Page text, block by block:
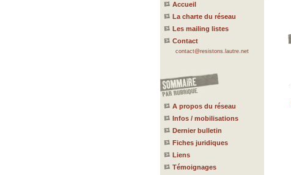
Accueil
La charte du réseau
Les mailing listes
Contact
contact@resistons.lautre.net
A propos du réseau
Infos / mobilisations
Dernier bulletin
Fiches juridiques
Liens
Témoignages